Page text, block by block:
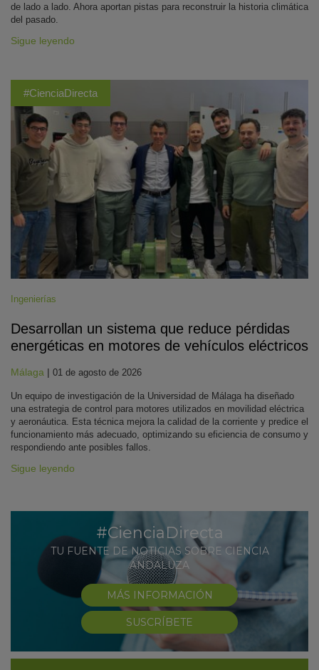
de lado a lado. Ahora aportan pistas para reconstruir la historia climática
del pasado.
Sigue leyendo
#CienciaDirecta
Ingenierías
Desarrollan un sistema que reduce pérdidas
energéticas en motores de vehículos eléctricos
Málaga | 01 de agosto de 2026
Un equipo de investigación de la Universidad de Málaga ha diseñado
una estrategia de control para motores utilizados en movilidad eléctrica
y aeronáutica. Esta técnica mejora la calidad de la corriente y predice el
funcionamiento más adecuado, optimizando su eficiencia de consumo y
respondiendo ante posibles fallos.
Sigue leyendo
#CienciaDirecta
TU FUENTE DE NOTICIAS SOBRE CIENCIA
ANDALUZA
MÁS INFORMACIÓN
SUSCRÍBETE